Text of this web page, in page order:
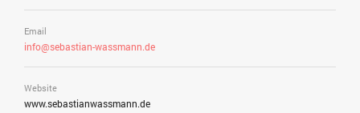
Email
info@sebastian-wassmann.de
Website
www.sebastianwassmann.de